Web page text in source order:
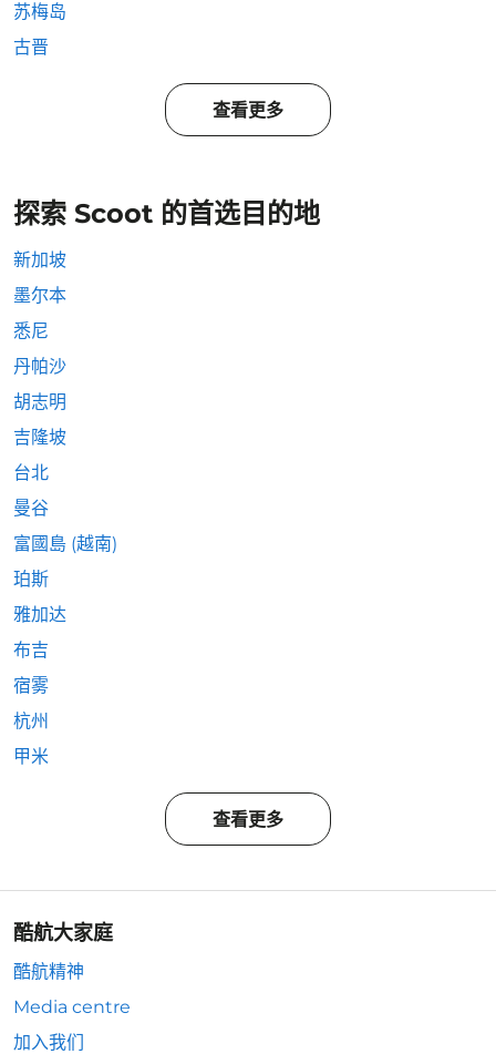
苏梅岛
古晋
查看更多
探索 Scoot 的首选目的地
新加坡
墨尔本
悉尼
丹帕沙
胡志明
吉隆坡
台北
曼谷
富國島 (越南)
珀斯
雅加达
布吉
宿雾
杭州
甲米
查看更多
酷航大家庭
酷航精神
Media centre
加入我们